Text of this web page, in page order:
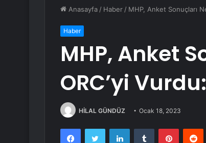
Anasayfa / Haber / MHP, Anket Sonuçları
Haber
MHP, Anket
ORC’yi
HİLAL GÜNDÜZ Ocak 18, 2023
FacebookTwitter LinkedInTumblr Pinterest